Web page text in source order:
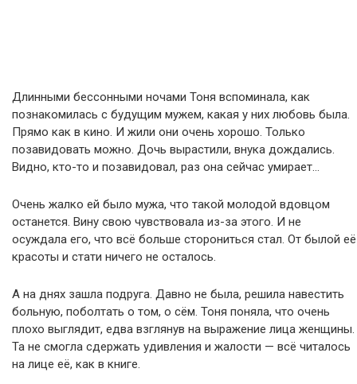
Длинными бессонными ночами Тоня вспоминала, как
познакомилась с будущим мужем, какая у них любовь была.
Прямо как в кино. И жили они очень хорошо. Только
позавидовать можно. Дочь вырастили, внука дождались.
Видно, кто-то и позавидовал, раз она сейчас умирает…
Очень жалко ей было мужа, что такой молодой вдовцом
останется. Вину свою чувствовала из-за этого. И не
осуждала его, что всё больше сторониться стал. От былой её
красоты и стати ничего не осталось.
А на днях зашла подруга. Давно не была, решила навестить
больную, поболтать о том, о сём. Тоня поняла, что очень
плохо выглядит, едва взглянув на выражение лица женщины.
Та не смогла сдержать удивления и жалости — всё читалось
на лице её, как в книге.